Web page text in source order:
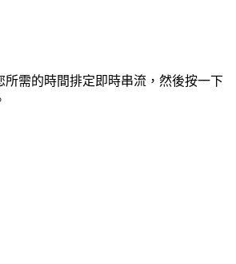
所需的時間排定即時串流，然後按一下